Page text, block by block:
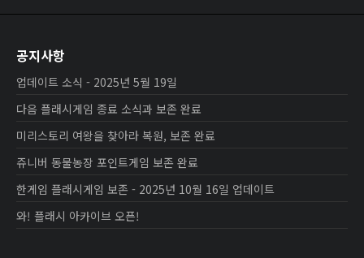
공지사항
업데이트 소식 - 2025년 5월 19일
다음 플래시게임 종료 소식과 보존 완료
미리스토리 여왕을 찾아라 복원, 보존 완료
쥬니버 동물농장 포인트게임 보존 완료
한게임 플래시게임 보존 - 2025년 10월 16일 업데이트
와! 플래시 아카이브 오픈!